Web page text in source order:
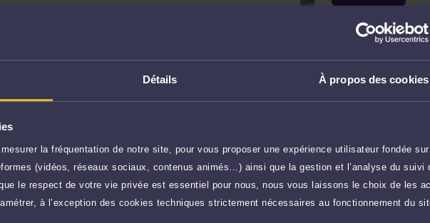
Détails À propos des cookies
la fréquentation de notre site, pour vous proposer une expérience utilisateur fondée sur
(vidéos, réseaux sociaux, contenus animés…) ainsi que la gestion et l’analyse du suivi
le respect de votre vie privée est essentiel pour nous, nous vous laissons le choix de les
à l’exception des cookies techniques strictement nécessaires au fonctionnement du
NAANAI est inscrit à l'Ordre des Avocats du Barreau
Me NAANAI vous conseille efficacement et vous
vos intérêts.
avec ses clients pour mettre
défendre leurs intérêts avec ténacité et efficacité.
plus
100 € TTC Prendre RDV
Droit du travail
Disponibilités
Rendez-vous